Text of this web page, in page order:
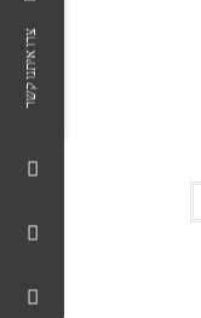
צרו איתנו קשר